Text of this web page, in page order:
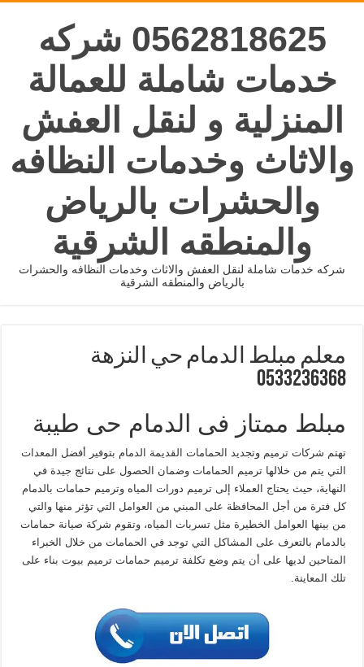
0562818625 شركه
خدمات شاملة للعمالة
المنزلية و لنقل العفش
والاثاث وخدمات النظافه
والحشرات بالرياض
والمنطقه الشرقية
شركه خدمات شاملة لنقل العفش والاثاث وخدمات النظافه والحشرات
بالرياض والمنطقه الشرقية
معلم مبلط الدمام حي النزهة
0533236368
مبلط ممتاز فى الدمام حى طيبة
تهتم شركات ترميم وتجديد الحمامات القديمة الدمام بتوفير أفضل المعدات
التي يتم من خلالها ترميم الحمامات وضمان الحصول على نتائج جيدة في
النهاية، حيث يحتاج العملاء إلى ترميم دورات المياه وترميم حمامات بالدمام
كل فترة من أجل المحافظة على المبني من العوامل التي تؤثر منها والتي
من بينها العوامل الخطيرة مثل تسربات المياه، وتقوم شركة صيانة حمامات
بالدمام بالتعرف على المشاكل التي توجد في الحمامات من خلال الخبراء
المتاحين لديها على أن يتم وضع تكلفة ترميم حمامات ترميم بيوت بناء على
تلك المعاينة.